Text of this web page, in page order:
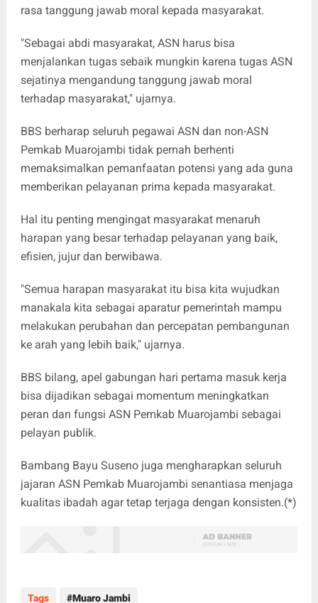
rasa tanggung jawab moral kepada masyarakat.
"Sebagai abdi masyarakat, ASN harus bisa
menjalankan tugas sebaik mungkin karena tugas ASN
sejatinya mengandung tanggung jawab moral
terhadap masyarakat," ujarnya.
BBS berharap seluruh pegawai ASN dan non-ASN
Pemkab Muarojambi tidak pernah berhenti
memaksimalkan pemanfaatan potensi yang ada guna
memberikan pelayanan prima kepada masyarakat.
Hal itu penting mengingat masyarakat menaruh
harapan yang besar terhadap pelayanan yang baik,
efisien, jujur dan berwibawa.
"Semua harapan masyarakat itu bisa kita wujudkan
manakala kita sebagai aparatur pemerintah mampu
melakukan perubahan dan percepatan pembangunan
ke arah yang lebih baik," ujarnya.
BBS bilang, apel gabungan hari pertama masuk kerja
bisa dijadikan sebagai momentum meningkatkan
peran dan fungsi ASN Pemkab Muarojambi sebagai
pelayan publik.
Bambang Bayu Suseno juga mengharapkan seluruh
jajaran ASN Pemkab Muarojambi senantiasa menjaga
kualitas ibadah agar tetap terjaga dengan konsisten.(*)
Tags Muaro Jambi